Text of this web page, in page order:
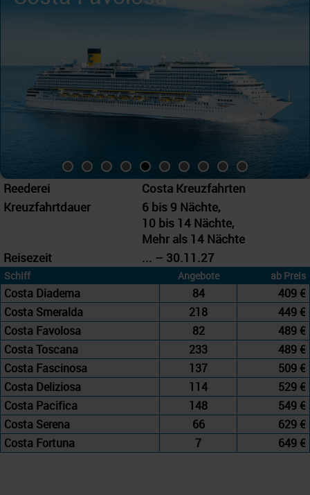
Reederei
Costa Kreuzfahrten
Kreuzfahrtdauer
6 bis 9 Nächte,
10 bis 14 Nächte,
Mehr als 14 Nächte
Reisezeit
... – 30.11.27
Schiff Angebote ab Preis
Costa Diadema 84
409 €
Costa Smeralda
218
449 €
Costa Favolosa
82
489 €
Costa Toscana
233
489 €
Costa Fascinosa
137
509 €
Costa Deliziosa
114
529 €
Costa Pacifica
148
549 €
Costa Serena
66
629 €
Costa Fortuna
7 649 €